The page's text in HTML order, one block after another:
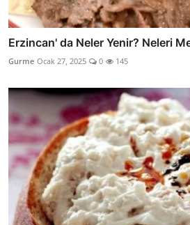
Erzincan' da Neler Yenir? Neleri
Gurme Ocak 27, 2025 0 145